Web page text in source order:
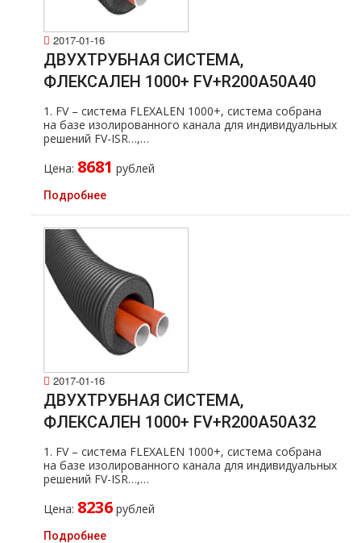
2017-01-16
ДВУХТРУБНАЯ СИСТЕМА,
ФЛЕКСАЛЕН 1000+ FV+R200A50A40
1. FV – система FLEXALEN 1000+, система собрана
на базе изолированного канала для индивидуальных
решений FV-ISR…,…
Цена: 8681 рублей
Подробнее
2017-01-16
ДВУХТРУБНАЯ СИСТЕМА,
ФЛЕКСАЛЕН 1000+ FV+R200A50A32
1. FV – система FLEXALEN 1000+, система собрана
на базе изолированного канала для индивидуальных
решений FV-ISR…,…
Цена: 8236 рублей
Подробнее